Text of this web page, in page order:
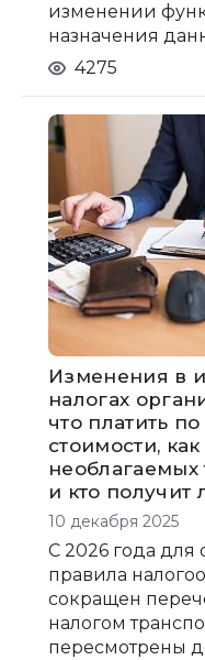
изменении
назначения
4275
Изменения в
налогах
что платить
стоимости,
необлагаемых
и кто получит
10 декабря 2025
С 2026 года
правила
сокращен
налогом
пересмотрены